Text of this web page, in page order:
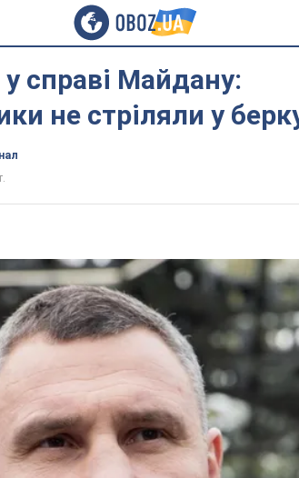
справі Майдану:
не стріляли у